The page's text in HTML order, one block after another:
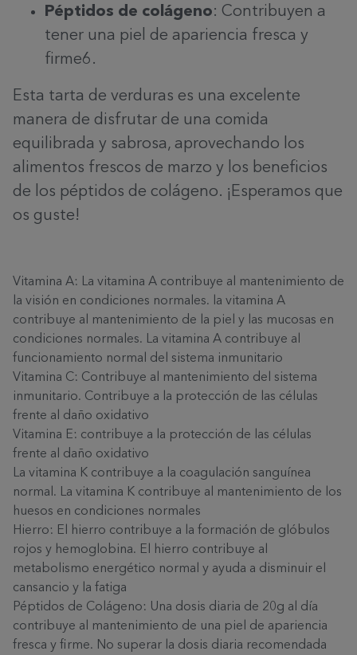
Péptidos de colágeno: Contribuyen a
tener una piel de apariencia fresca y
firme6.
Esta tarta de verduras es una excelente
manera de disfrutar de una comida
equilibrada y sabrosa, aprovechando los
alimentos frescos de marzo y los beneficios
de los péptidos de colágeno. ¡Esperamos que
os guste!
Vitamina A: La vitamina A contribuye al mantenimiento de
la visión en condiciones normales. la vitamina A
contribuye al mantenimiento de la piel y las mucosas en
condiciones normales. La vitamina A contribuye al
funcionamiento normal del sistema inmunitario
Vitamina C: Contribuye al mantenimiento del sistema
inmunitario. Contribuye a la protección de las células
frente al daño oxidativo
Vitamina E: contribuye a la protección de las células
frente al daño oxidativo
La vitamina K contribuye a la coagulación sanguínea
normal. La vitamina K contribuye al mantenimiento de los
huesos en condiciones normales
Hierro: El hierro contribuye a la formación de glóbulos
rojos y hemoglobina. El hierro contribuye al
metabolismo energético normal y ayuda a disminuir el
cansancio y la fatiga
Péptidos de Colágeno: Una dosis diaria de 20g al día
contribuye al mantenimiento de una piel de apariencia
fresca y firme. No superar la dosis diaria recomendada